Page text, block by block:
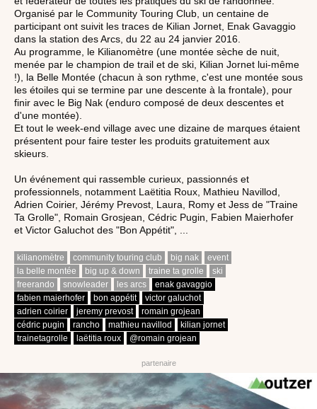
Organisé par le Community Touring Club, un centaine de
participant ont suivit les traces de Kilian Jornet, Enak Gavaggio
dans la station des Arcs, du 22 au 24 janvier 2016.
Au programme, le Kilianomètre (une montée sèche de nuit,
menée par le champion de trail et de ski, Kilian Jornet lui-même
!), la Belle Montée (chacun à son rythme, c'est une montée sous
les étoiles qui se termine par une descente à la frontale), pour
finir avec le Big Nak (enduro composé de deux descentes et
d'une montée).
Et tout le week-end village avec une dizaine de marques étaient
présentent pour faire tester les produits gratuitement aux
skieurs.
Un événement qui rassemble curieux, passionnés et
professionnels, notamment Laëtitia Roux, Mathieu Navillod,
Adrien Coirier, Jérémy Prevost, Laura, Romy et Jess de "Traine
Ta Grolle", Romain Grosjean, Cédric Pugin, Fabien Maierhofer
et Victor Galuchot des "Bon Appétit", ...
kilianomètre community touring club big nak
event
la belle montée
big up & down traine ta grolle
ski
freerando
snowleader les arcs
enak gavaggio
fabien maierhofer
bon appétit
victor galuchot
adrien coirier
jeremy prevost
romain grojean
cédric pugin
rancho mathieu navillod
kilian jornet
trainetagrolle
laëtitia roux @romain grojean